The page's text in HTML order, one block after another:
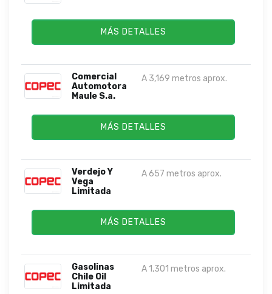
MÁS DETALLES
Comercial
Automotora
Maule S.a.
A 3,169 metros aprox.
MÁS DETALLES
Verdejo Y
Vega
Limitada
A 657 metros aprox.
MÁS DETALLES
Gasolinas
Chile Oil
Limitada
A 1,301 metros aprox.